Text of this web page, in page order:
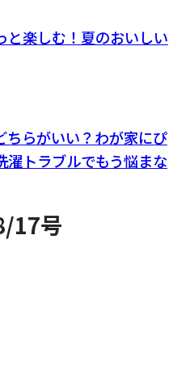
と楽しむ！夏のおいしい
ちらがいい？わが家にぴ
濯トラブルでもう悩まな
17号